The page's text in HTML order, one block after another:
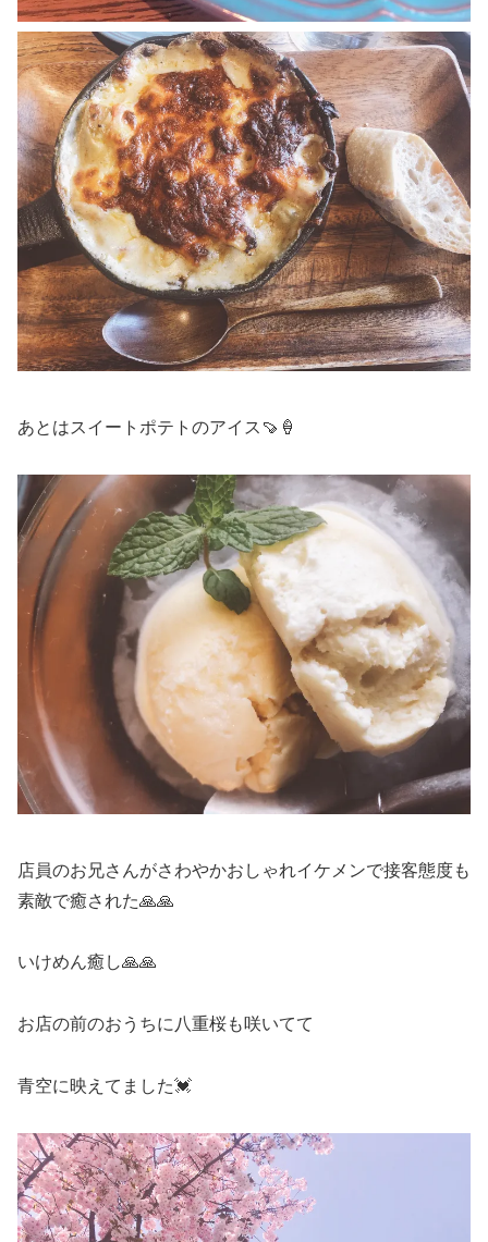
あとはスイートポテトのアイス🍠🍦
店員のお兄さんがさわやかおしゃれイケメンで接客態度も
素敵で癒された🙏🙏
いけめん癒し🙏🙏
お店の前のおうちに八重桜も咲いてて
青空に映えてました💓